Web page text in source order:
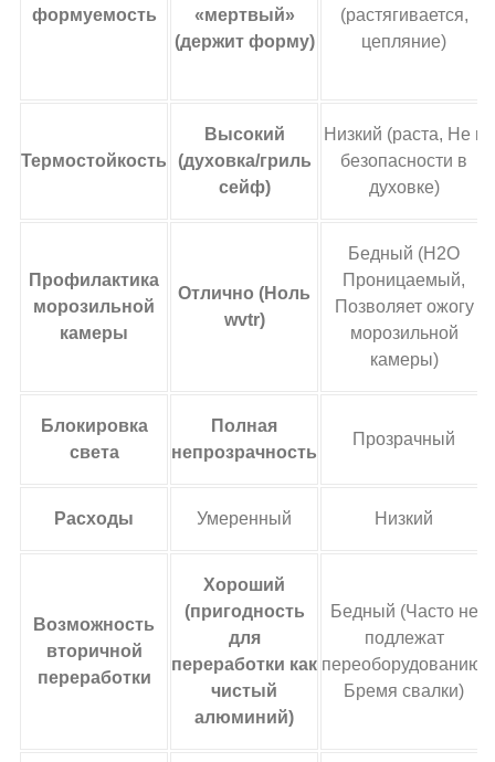
формуемость
«мертвый»
(держит форму)
(растягивается,
цепляние)
Термостойкость
Высокий
(духовка/гриль
сейф)
Низкий (раста, Не в
безопасности в
духовке)
Профилактика
морозильной
камеры
Отлично (Ноль
wvtr)
Бедный (H2O
Проницаемый,
Позволяет ожогу
морозильной
камеры)
Блокировка
света
Полная
непрозрачность
Прозрачный
Расходы Умеренный Низкий
Возможность
вторичной
переработки
Хороший
(пригодность
для
переработки как
чистый
алюминий)
Бедный (Часто не
подлежат
переоборудованию,
Бремя свалки)